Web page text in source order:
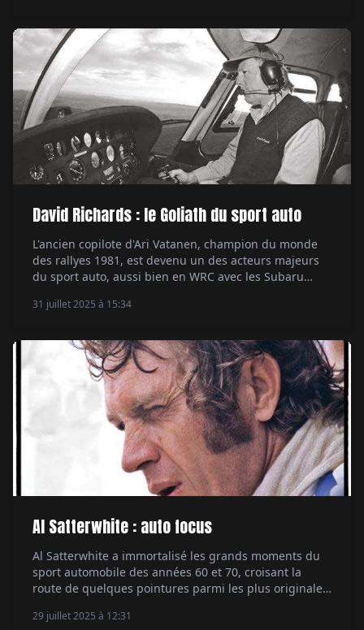
David Richards : le Goliath du sport auto
L'ancien copilote d'Ari Vatanen, champion du monde
des rallyes 1981, est devenu un des acteurs majeurs
du sport auto, aussi bien en WRC avec les Subaru
sans oublier la F1 avec BAR ou le Dakar avec Dacia. Par
31 juillet 2025 à 15:34
Al Satterwhite : auto focus
Al Satterwhite a immortalisé les grands moments du
sport automobile des années 60 et 70, croisant la
route de quelques pointures parmi les plus originales
passant par un certain Paul Newman. Par Jean-
29 juillet 2025 à 12:31